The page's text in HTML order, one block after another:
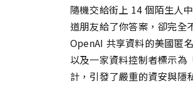
隨機交給街上 14 個陌生人
道朋友給了你答案，卻完全
OpenAI 共享資料的美國匿
以及一家資料控制者標示為
計，引發了嚴重的資安與隱